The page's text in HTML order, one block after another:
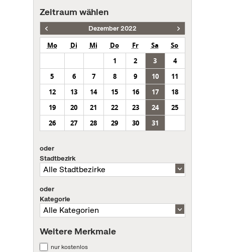
Zeitraum wählen
Dezember 2022
Mo Di Mi Do Fr Sa
So
1
2 3
4
5
6 7 8 9 10
11
12
13 14 15 16 17
18
19
20 21 22 23 24
25
26
27 28 29 30 31
oder
Stadtbezirk
oder
Kategorie
Weitere Merkmale
nur kostenlos